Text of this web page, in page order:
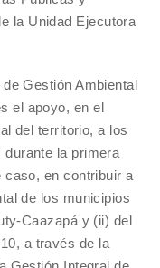
la Unidad Ejecutora
Gestión Ambiental
el apoyo, en el
del territorio, a los
durante la primera
caso, en contribuir a
de los municipios
Caazapá y (ii) del
a través de la